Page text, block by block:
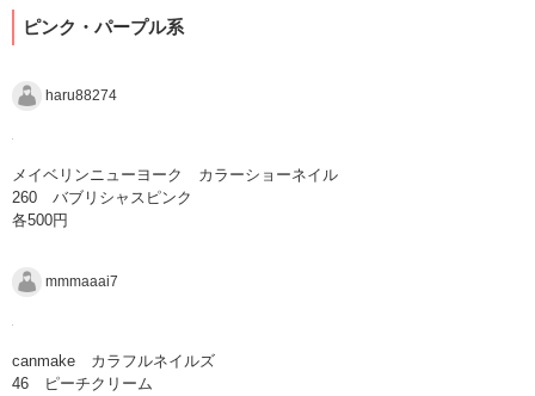
ピンク・パープル系
haru88274
メイベリンニューヨーク カラーショーネイル
260 バブリシャスピンク
各500円
mmmaaai7
canmake カラフルネイルズ
46 ピーチクリーム